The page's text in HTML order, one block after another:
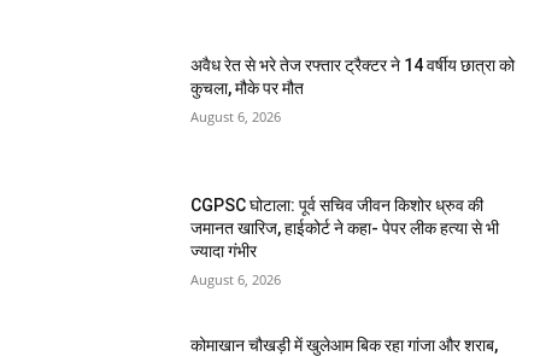
अवैध रेत से भरे तेज रफ्तार ट्रैक्टर ने 14 वर्षीय छात्रा को
कुचला, मौके पर मौत
August 6, 2026
CGPSC घोटाला: पूर्व सचिव जीवन किशोर ध्रुव की
जमानत खारिज, हाईकोर्ट ने कहा- पेपर लीक हत्या से भी
ज्यादा गंभीर
August 6, 2026
कोमाखान चौखड़ी में खुलेआम बिक रहा गांजा और शराब,